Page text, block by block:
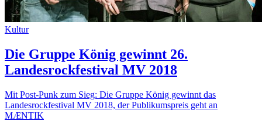
Kultur
Die Gruppe König gewinnt 26.
Landesrockfestival MV 2018
Mit Post-Punk zum Sieg: Die Gruppe König gewinnt das
Landesrockfestival MV 2018, der Publikumspreis geht an
MÆNTIK